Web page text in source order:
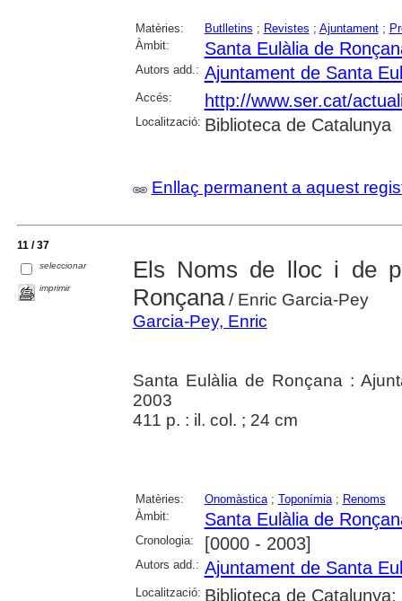
Matèries: Butlletins ; Revistes ; Ajuntament;
Àmbit:
Santa Eulàlia de
Autors add.: Ajuntament de Santa
Accés: http://www.ser.cat/
Localització: Biblioteca de Catalunya
Enllaç permanent a aquest
11 / 37
seleccionar
imprimir
Els Noms de lloc i de
Ronçana/ Enric Garcia-Pey
Garcia-Pey, Enric
Santa Eulàlia de Ronçana :
2003
411 p. : il. col. ; 24 cm
Matèries: Onomàstica; Toponímia; Renoms
Àmbit:
Santa Eulàlia de
Cronologia: [0000 - 2003]
Autors add.: Ajuntament de Santa
Localització: Biblioteca de